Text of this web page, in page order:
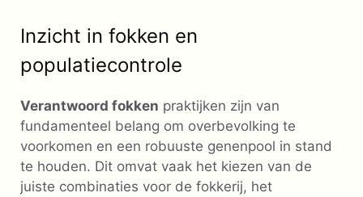
Inzicht in fokken en
populatiecontrole
Verantwoord fokken praktijken zijn van
fundamenteel belang om overbevolking te
voorkomen en een robuuste genenpool in stand
te houden. Dit omvat vaak het kiezen van de
juiste combinaties voor de fokkerij, het